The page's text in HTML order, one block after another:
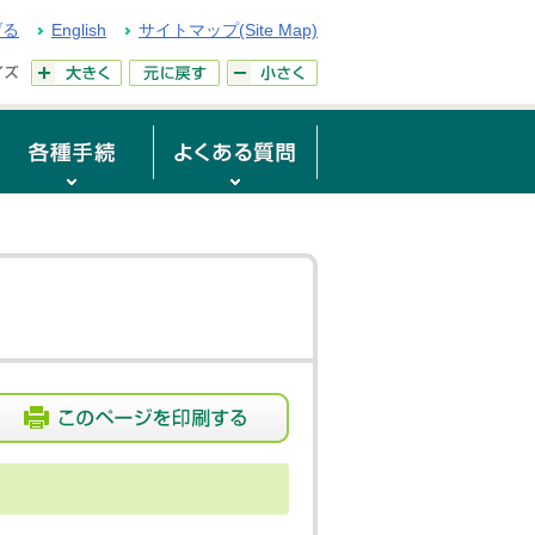
English サイトマップ(Site Map)